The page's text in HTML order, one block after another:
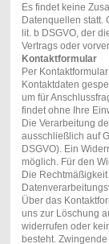
Es findet keine
Datenquellen statt.
lit. b DSGVO, der
Vertrags oder
Kontaktformular
Per
Kontaktdaten
um für
findet ohne Ihre
Die Verarbeitung
ausschließlich auf
DSGVO). Ein
möglich. Für den
Die
Über das
uns zur Löschung
widerrufen oder
besteht.